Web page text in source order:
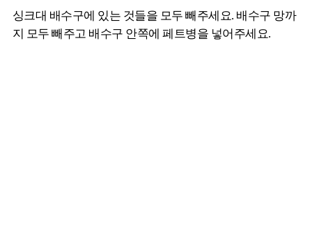
싱크대 배수구에 있는 것들을 모두 빼주세요. 배수구 망까
지 모두 빼주고 배수구 안쪽에 페트병을 넣어주세요.